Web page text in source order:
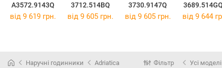
A3572.9143Q
3712.514BQ
3730.9147Q
від 9 619 грн. від 9 605 грн. від 9 605 грн. від 9 644
Наручні годинники Adriatica Фільтр Усі моделі